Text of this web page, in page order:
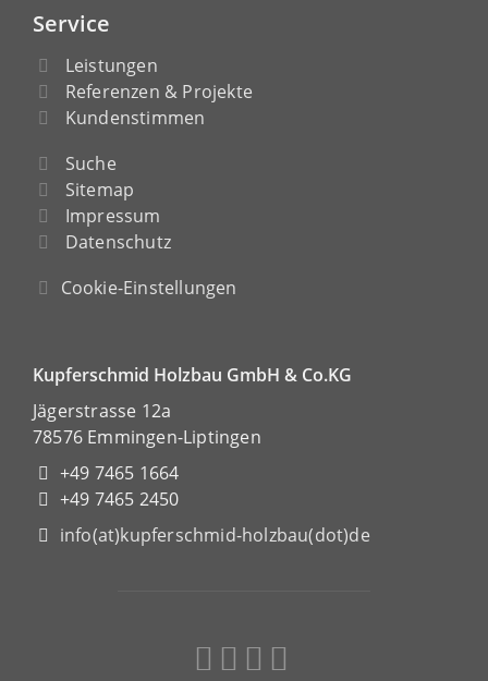
Service
Leistungen
Referenzen & Projekte
Kundenstimmen
Suche
Sitemap
Impressum
Datenschutz
Cookie-Einstellungen
Kupferschmid Holzbau GmbH & Co.KG
Jägerstrasse 12a
78576 Emmingen-Liptingen
+49 7465 1664
+49 7465 2450
info(at)kupferschmid-holzbau(dot)de